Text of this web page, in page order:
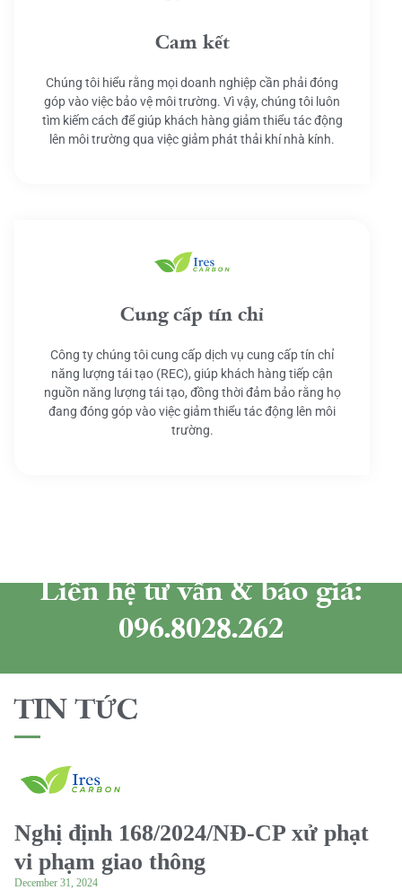
Cam kết
Chúng tôi hiểu rằng mọi doanh nghiệp cần phải đóng
góp vào việc bảo vệ môi trường. Vì vậy, chúng tôi luôn
tìm kiếm cách để giúp khách hàng giảm thiểu tác động
lên môi trường qua việc giảm phát thải khí nhà kính.
Cung cấp tín chỉ
Công ty chúng tôi cung cấp dịch vụ cung cấp tín chỉ
năng lượng tái tạo (REC), giúp khách hàng tiếp cận
nguồn năng lượng tái tạo, đồng thời đảm bảo rằng họ
đang đóng góp vào việc giảm thiểu tác động lên môi
trường.
Liên hệ tư vấn & báo giá:
096.8028.262
TIN TỨC
Nghị định 168/2024/NĐ-CP xử phạt
vi phạm giao thông
December 31, 2024